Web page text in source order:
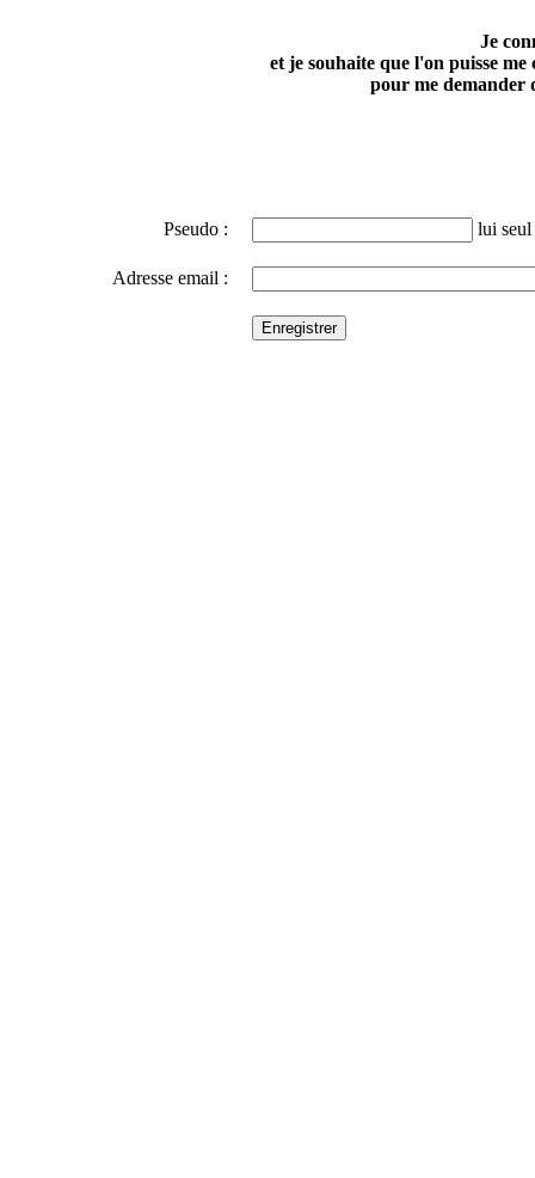
Je
et je souhaite que l'on puisse
pour me demander
Pseudo : lui seul
Adresse email :